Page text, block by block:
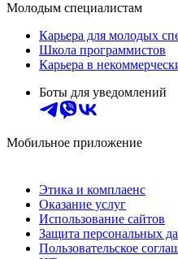
Молодым специалистам
Карьера для молодых
Школа программистов
Карьера в
Боты для уведомлений
Мобильное приложение
Этика и комплаенс
Оказание услуг
Использование сайтов
Защита персональных
Пользовательское